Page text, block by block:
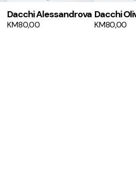
Dacchi Alessandrova
KM80,00
Dacchi
KM80,00